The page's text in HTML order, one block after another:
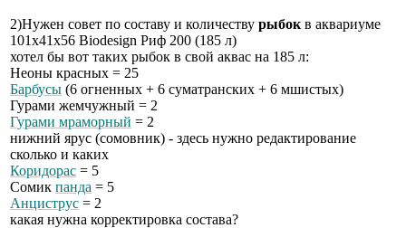
2)Нужен совет по составу и количеству рыбок в аквариуме
101х41х56 Biodesign Риф 200 (185 л)
хотел бы вот таких рыбок в свой аквас на 185 л:
Неоны красных = 25
Барбусы (6 огненных + 6 суматранских + 6 мшистых)
Гурами жемчужный = 2
Гурами мраморный = 2
нижний ярус (сомовник) - здесь нужно редактирование
сколько и каких
Коридорас = 5
Сомик панда = 5
Анциструс = 2
какая нужна корректировка состава?